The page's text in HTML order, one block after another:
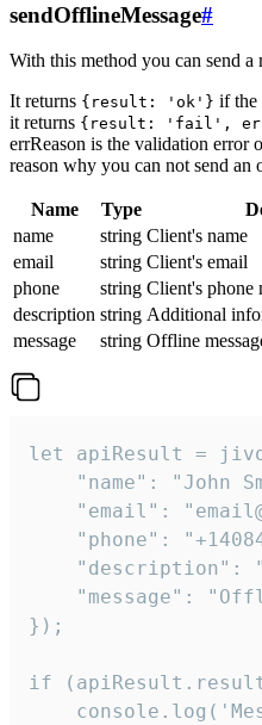
sendOfflineMessage#
With this method you can send a
It returns {result: 'ok'} if the
it returns {result: 'fail',
errReason is the validation error
reason why you can not send an
Name Type
name
string Client's name
email
string Client's email
phone
string Client's phone
description string Additional
message
string Offline
let apiResult =
"name": "John
"email":
"phone":
"description":
"message":
});
if